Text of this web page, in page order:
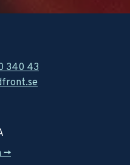
340 43
>